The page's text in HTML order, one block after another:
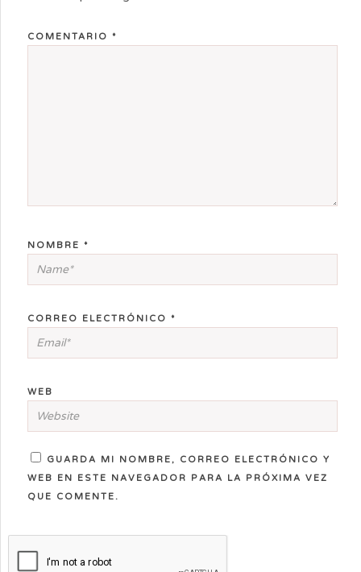
COMENTARIO *
NOMBRE *
CORREO ELECTRÓNICO *
WEB
GUARDA MI NOMBRE, CORREO ELECTRÓNICO Y
WEB EN ESTE NAVEGADOR PARA LA PRÓXIMA VEZ
QUE COMENTE.